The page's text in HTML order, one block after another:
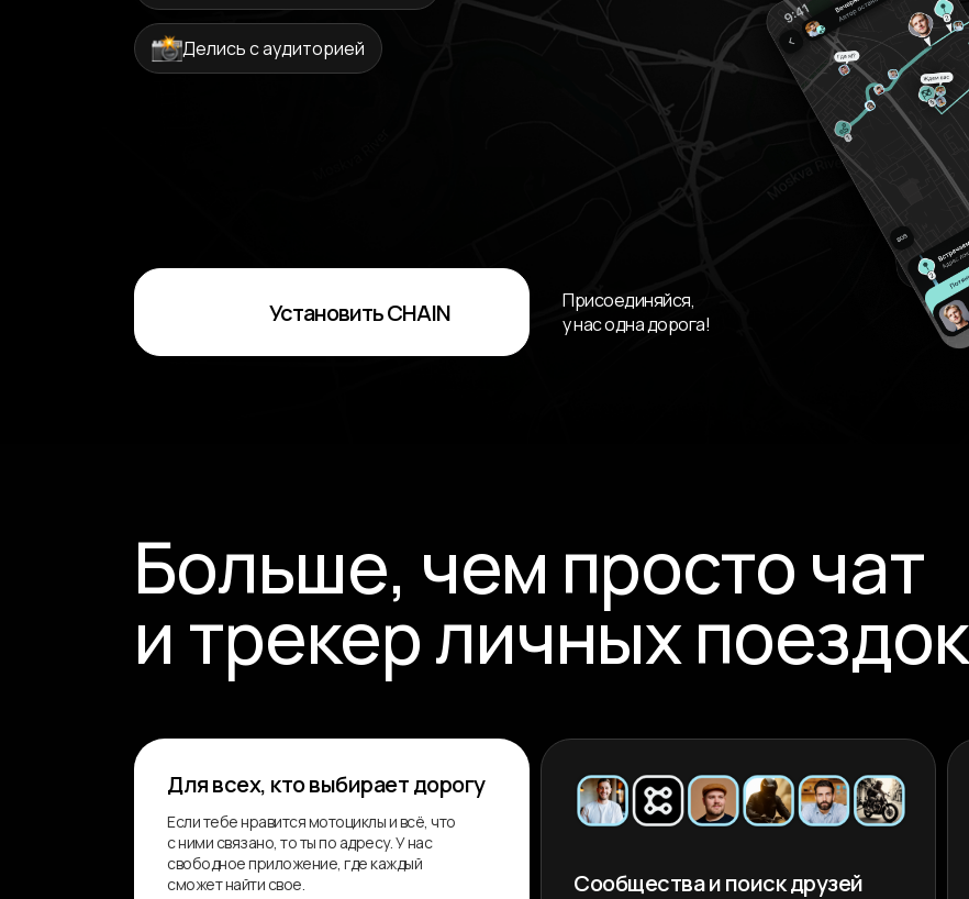
Делись с аудиторией
Установить CHAIN
Присоединяйся,
у нас одна дорога!
Больше, чем просто чат
и трекер личных поездок
Если тебе нравится мотоциклы и всё, что
с ними связано, то ты по адресу. У нас
свободное приложение, где каждый
сможет найти свое.
Для всех, кто выбирает дорогу
Сообщества и поиск друзей